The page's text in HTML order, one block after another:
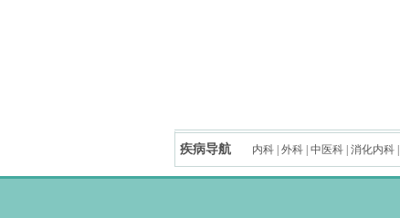
疾病导航 内科 外科 中医科 消化内科